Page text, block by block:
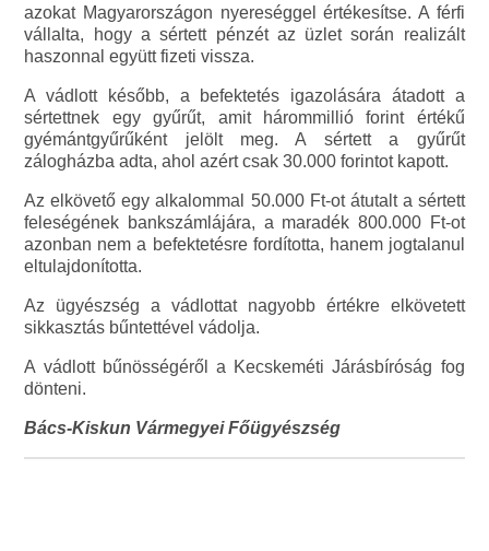
azokat Magyarországon nyereséggel értékesítse. A férfi
vállalta, hogy a sértett pénzét az üzlet során realizált
haszonnal együtt fizeti vissza.
A vádlott később, a befektetés igazolására átadott a
sértettnek egy gyűrűt, amit hárommillió forint értékű
gyémántgyűrűként jelölt meg. A sértett a gyűrűt
zálogházba adta, ahol azért csak 30.000 forintot kapott.
Az elkövető egy alkalommal 50.000 Ft-ot átutalt a sértett
feleségének bankszámlájára, a maradék 800.000 Ft-ot
azonban nem a befektetésre fordította, hanem jogtalanul
eltulajdonította.
Az ügyészség a vádlottat nagyobb értékre elkövetett
sikkasztás bűntettével vádolja.
A vádlott bűnösségéről a Kecskeméti Járásbíróság fog
dönteni.
Bács-Kiskun Vármegyei Főügyészség